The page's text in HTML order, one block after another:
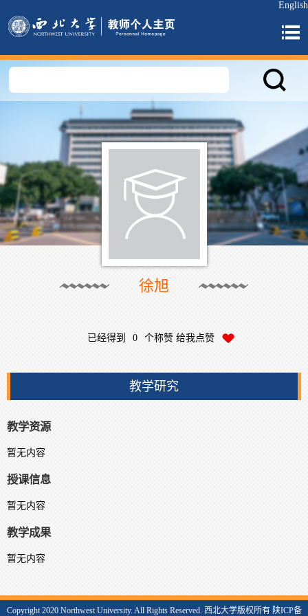
English
徐旭
已经得到 0 个称赞 给我点赞
教学研究
教学资源
暂无内容
授课信息
暂无内容
教学成果
暂无内容
Copyright 2020 Northwest University. All Rights Reserved. 西北大学版权所有 陕ICP备